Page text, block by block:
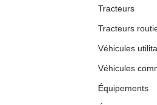
Tracteurs
Tracteurs
Véhicules
Véhicules
Équipements